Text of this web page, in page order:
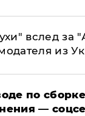
вслед за
из
по
—